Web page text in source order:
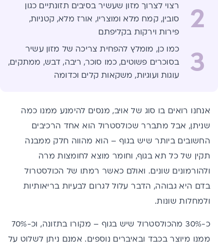
2
רצוי לצרוך מזון שעשיר בסיבים תזונתיים כגון
סובין, קמח מלא ומוצריו, אורז מלא, קטניות,
פירות וירקות בקליפתם
3
כמו כן, מומלץ להפחית צריכה של מזון עשיר
בסוכרים פשוטים, כמו סוכר, ריבה, דבש, ממתקים,
עוגות ועוגיות, משקאות קלים וכדומה
אנחנו רואים בו סוג של אויב, מנסים להימנע ממנו כמה
שניתן, אבל מתברר שכולסטרול הוא אחד הרכיבים
החשובים ביותר שיש בגוף – הוא מהווה חלק ממבנה
תקין של כל תא בגוף, וחומר מוצא לחומצות מרה
ולהורמונים שונים. ואולם כאשר רמתו של הכולסטרול
בדם היא גבוהה, הדבר עלול לגרום לבעיות בריאותיות
ולמחלות שונות.
כ-30% מהכולסטרול שיש בגוף – מקורו בתזונה, וכ-70%
ממנו מיוצר בכבד ובאיברים נוספים. אמנם ניתן לשלוט על